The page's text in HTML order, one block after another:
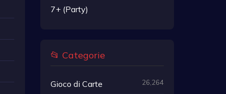
7+ (Party)
📂 Categorie
Gioco di Carte 26,264